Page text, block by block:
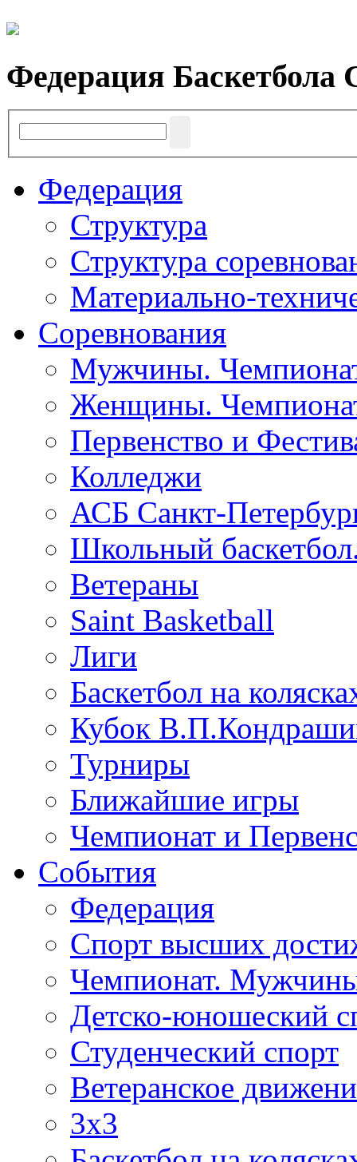
Федерация Баскетбола
Федерация
Структура
Структура
Материально-
Соревнования
Мужчины.
Женщины.
Первенство и
Колледжи
АСБ Санкт-
Школьный
Ветераны
Saint Basketball
Лиги
Баскетбол на
Кубок
Турниры
Ближайшие игры
Чемпионат и
События
Федерация
Спорт высших
Чемпионат.
Детско-юношеский
Студенческий спорт
Ветеранское
3х3